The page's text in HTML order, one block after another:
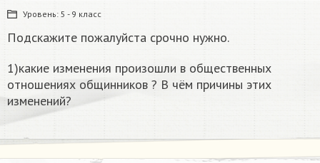
Уровень: 5 - 9 класс
Подскажите пожалуйста срочно нужно.
1)какие изменения произошли в общественных
отношениях общинников ? В чём причины этих
изменений?